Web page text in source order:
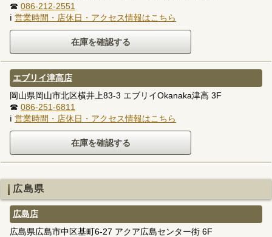
☎ 086-212-2551
ℹ 営業時間・店休日・アクセス情報はこちら
エブリイ津高店
岡山県岡山市北区横井上83-3 エブリイOkanaka津高 3F
☎ 086-251-6811
ℹ 営業時間・店休日・アクセス情報はこちら
広島県
広島店
広島県広島市中区基町6-27 アクア広島センター街 6F